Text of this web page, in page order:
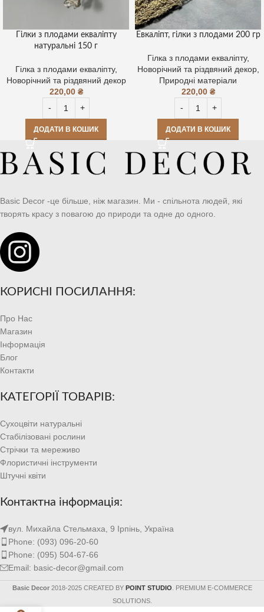
Гілки з плодами екваліпту
натуральні 150 г
Гілка з плодами екваліпту,
Новорічний та різдвяний декор
220,00 ₴
ДОДАТИ В КОШИК
Евкаліпт, гілки з плодами 200 гр
Гілка з плодами екваліпту,
Новорічний та різдвяний декор,
Природні матеріали
220,00 ₴
ДОДАТИ В КОШИК
Basic Decor -це більше, ніж магазин. Ми - спільнота людей, які
творять красу з повагою до природи та одне до одного.
КОРИСНІ ПОСИЛАННЯ:
Про Нас
Магазин
Інформація
Блог
Контакти
КАТЕГОРІЇ ТОВАРІВ:
Сухоцвіти натуральні
Стабілізовані рослини
Стрічки та мереживо
Флористичні інструменти
Штучні квіти
Контактна інформація:
вул. Михайла Стельмаха, 9 Ірпінь, Україна
Phone: (093) 096-20-60
Phone: (095) 504-67-66
Email: basic-decor@gmail.com
Basic Decor 2018-2025 CREATED BY POINT STUDIO . PREMIUM E-COMMERCE
SOLUTIONS.